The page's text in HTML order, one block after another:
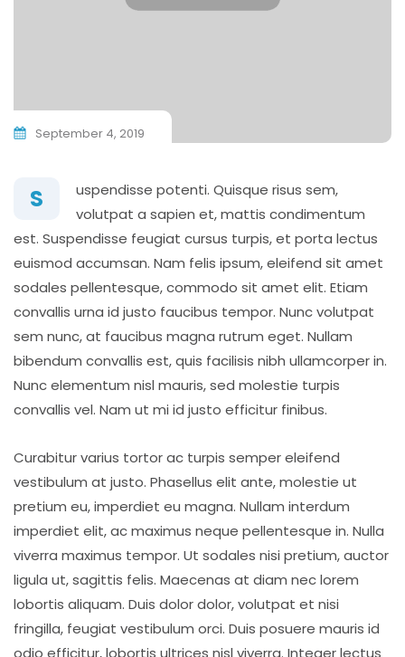
September 4, 2019
S
uspendisse potenti. Quisque risus sem,
volutpat a sapien et, mattis condimentum
est. Suspendisse feugiat cursus turpis, et porta lectus
euismod accumsan. Nam felis ipsum, eleifend sit amet
sodales pellentesque, commodo sit amet elit. Etiam
convallis urna id justo faucibus tempor. Nunc volutpat
sem nunc, at faucibus magna rutrum eget. Nullam
bibendum convallis est, quis facilisis nibh ullamcorper in.
Nunc elementum nisl mauris, sed molestie turpis
convallis vel. Nam ut mi id justo efficitur finibus.
Curabitur varius tortor ac turpis semper eleifend
vestibulum at justo. Phasellus elit ante, molestie ut
pretium eu, imperdiet eu magna. Nullam interdum
imperdiet elit, ac maximus neque pellentesque in. Nulla
viverra maximus tempor. Ut sodales nisi pretium, auctor
ligula ut, sagittis felis. Maecenas at diam nec lorem
lobortis aliquam. Duis dolor dolor, volutpat et nisi
fringilla, feugiat vestibulum orci. Duis posuere mauris id
odio efficitur, lobortis ultrices nisl viverra. Integer lectus